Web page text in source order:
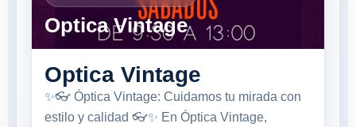
Optica Vintage
Optica Vintage
✨👓 Óptica Vintage: Cuidamos tu mirada con
estilo y calidad 👓✨ En Óptica Vintage,